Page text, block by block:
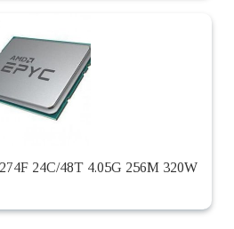
24C/48T 4.05G 256M 320W